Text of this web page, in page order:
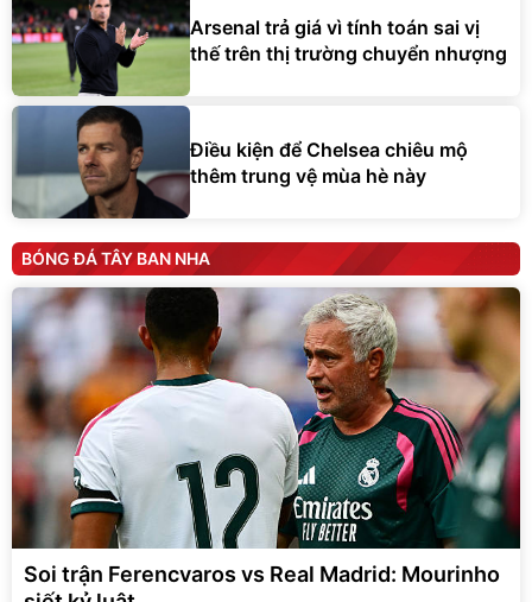
Arsenal trả giá vì tính toán sai vị
thế trên thị trường chuyển nhượng
Điều kiện để Chelsea chiêu mộ
thêm trung vệ mùa hè này
BÓNG ĐÁ TÂY BAN NHA
Soi trận Ferencvaros vs Real Madrid: Mourinho